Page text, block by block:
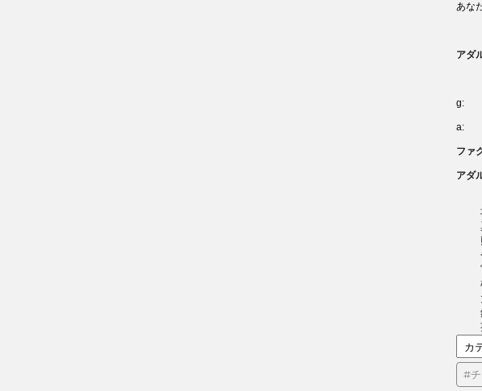
あな
アダ
g:
a:
ファ
アダ
テ
ゴ
リ
#